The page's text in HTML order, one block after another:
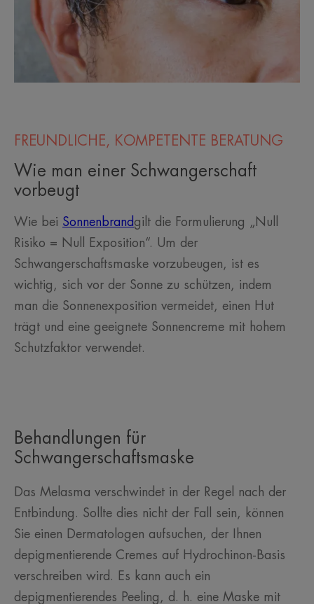
FREUNDLICHE, KOMPETENTE BERATUNG
Wie man einer Schwangerschaft
vorbeugt
Wie bei Sonnenbrandgilt die Formulierung „Null
Risiko = Null Exposition“. Um der
Schwangerschaftsmaske vorzubeugen, ist es
wichtig, sich vor der Sonne zu schützen, indem
man die Sonnenexposition vermeidet, einen Hut
trägt und eine geeignete Sonnencreme mit hohem
Schutzfaktor verwendet.
Behandlungen für
Schwangerschaftsmaske
Das Melasma verschwindet in der Regel nach der
Entbindung. Sollte dies nicht der Fall sein, können
Sie einen Dermatologen aufsuchen, der Ihnen
depigmentierende Cremes auf Hydrochinon-Basis
verschreiben wird. Es kann auch ein
depigmentierendes Peeling, d. h. eine Maske mit